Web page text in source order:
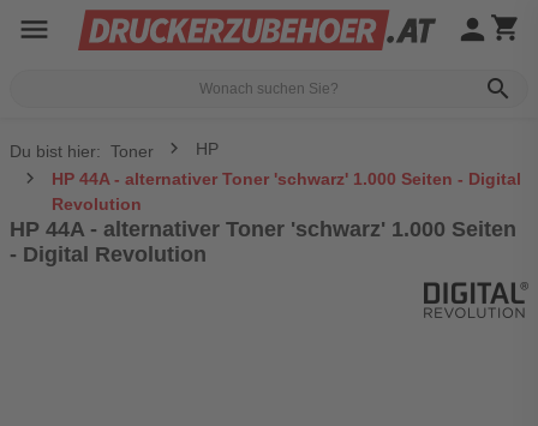
menu
search
person shopping_cart
Du bist hier: Toner
HP
HP 44A - alternativer Toner 'schwarz' 1.000 Seiten - Digital
Revolution
HP 44A - alternativer Toner 'schwarz' 1.000 Seiten
- Digital Revolution